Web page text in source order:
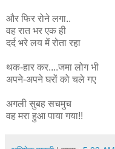
और फिर रोने लगा..
वह रात भर एक ही
दर्द भरे लय में रोता रहा
थक-हार कर....जमा लोग भी
अपने-अपने घरों को चले गए
अगली सुबह सचमुच
वह मरा हुआ पाया गया!!